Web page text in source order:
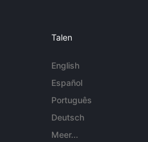
Talen
English
Español
Português
Deutsch
Meer...